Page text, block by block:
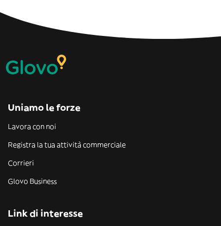
Uniamo le forze
Lavora con noi
Registra la tua attività commerciale
Corrieri
Glovo Business
Link di interesse